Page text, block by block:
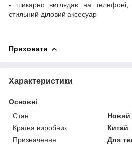
- шикарно виглядає на
стильний діловий аксесуар
Приховати
Характеристики
Основні
Стан
Новий
Країна виробник
Китай
Призначення
Для